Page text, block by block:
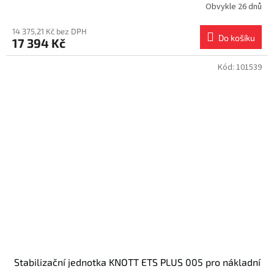
Obvykle 26 dnů
14 375,21 Kč bez DPH
17 394 Kč Do košíku
Stabilizační jednotka KNOTT ETS PLUS 005 pro nákladní
Kód: 101539